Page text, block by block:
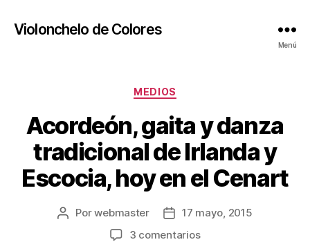
Violonchelo de Colores
Menú
Categorías
MEDIOS
Acordeón, gaita y danza
tradicional de Irlanda y
Escocia, hoy en el Cenart
Autor
Porwebmaster
Fecha17 mayo, 2015
3 comentariosen